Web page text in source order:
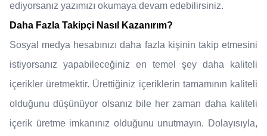
ediyorsanız yazımızı okumaya devam edebilirsiniz.
Daha Fazla Takipçi Nasıl Kazanırım?
Sosyal medya hesabınızı daha fazla kişinin takip etmesini
istiyorsanız yapabileceğiniz en temel şey daha kaliteli
içerikler üretmektir. Ürettiğiniz içeriklerin tamamının kaliteli
olduğunu düşünüyor olsanız bile her zaman daha kaliteli
içerik üretme imkanınız olduğunu unutmayın. Dolayısıyla,